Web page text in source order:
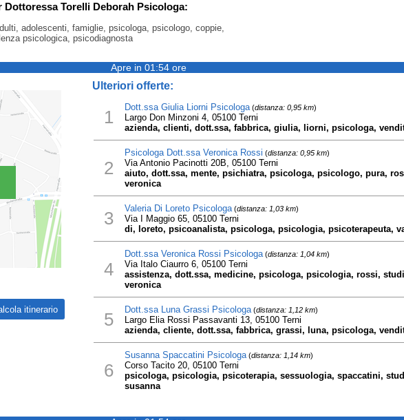
Dottoressa Torelli Deborah Psicologa:
adolescenti, famiglie, psicologa, psicologo, coppie,
psicologica, psicodiagnosta
Apre in 01:54 ore
Ulteriori offerte:
1 Dott.ssa Giulia Liorni Psicologa(distanza: 0,95 km)
Largo Don Minzoni 4, 05100 Terni
azienda, clienti, dott.ssa, fabbrica, giulia, liorni, psicologa,
2
Psicologa Dott.ssa Veronica Rossi (distanza: 0,95 km)
Via Antonio Pacinotti 20B, 05100 Terni
aiuto, dott.ssa, mente, psichiatra, psicologa, psicologo, pura,
veronica
3 Valeria Di Loreto Psicologa(distanza: 1,03 km)
Via I Maggio 65, 05100 Terni
di, loreto, psicoanalista, psicologa, psicologia, psicoterapeuta,
4
Dott.ssa Veronica Rossi Psicologa(distanza: 1,04 km)
Via Italo Ciaurro 6, 05100 Terni
assistenza, dott.ssa, medicine, psicologa, psicologia, rossi,
veronica
5 Dott.ssa Luna Grassi Psicologa(distanza: 1,12 km)
Largo Elia Rossi Passavanti 13, 05100 Terni
azienda, cliente, dott.ssa, fabbrica, grassi, luna, psicologa,
6
Susanna Spaccatini Psicologa(distanza: 1,14 km)
Corso Tacito 20, 05100 Terni
psicologa, psicologia, psicoterapia, sessuologia, spaccatini,
susanna